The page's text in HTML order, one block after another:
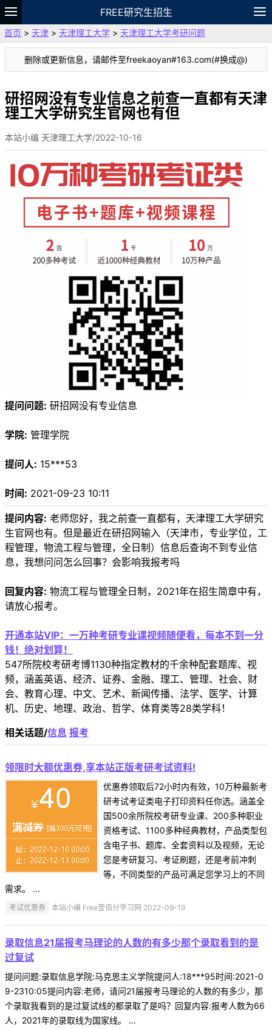
FREE研究生招生
题库
故事 专题 APP 笔记
论坛
VIP
资料
首页 > 天津 > 天津理工大学 > 天津理工大学考研问题
删除或更新信息，请邮件至freekaoyan#163.com(#换成@)
研招网没有专业信息之前查一直都有天津
理工大学研究生官网也有但
本站小编 天津理工大学/2022-10-16
提问问题: 研招网没有专业信息
学院: 管理学院
提问人: 15***53
时间: 2021-09-23 10:11
提问内容: 老师您好，我之前查一直都有，天津理工大学研究
生官网也有。但是最近在研招网输入（天津市，专业学位，工
程管理，物流工程与管理，全日制）信息后查询不到专业信
息，我想问问怎么回事？会影响我报考吗
回复内容: 物流工程与管理全日制，2021年在招生简章中有，
请放心报考。
开通本站VIP：一万种考研专业课视频随便看，每本不到一分
钱！绝对划算！
547所院校考研考博1130种指定教材的千余种配套题库、视
频，涵盖英语、经济、证券、金融、理工、管理、社会、财
会、教育心理、中文、艺术、新闻传播、法学、医学、计算
机、历史、地理、政治、哲学、体育类等28类学科！
相关话题/信息 报考
领限时大额优惠券,享本站正版考研考试资料!
优惠券领取后72小时内有效，10万种最新考
研考试考证类电子打印资料任你选。涵盖全
国500余所院校考研专业课、200多种职业
资格考试、1100多种经典教材，产品类型包
含电子书、题库、全套资料以及视频，无论
您是考研复习、考证刷题，还是考前冲刺
等，不同类型的产品可满足您学习上的不同
需求。 ...
考试优惠券 本站小编 Free壹佰分学习网 2022-09-19
录取信息21届报考马理论的人数的有多少那个录取看到的是
过复试
提问问题:录取信息学院:马克思主义学院提问人:18***95时间:2021-0
9-2310:05提问内容:老师，请问21届报考马理论的人数的有多少，那
个录取我看到的是过复试线的都录取了是吗？回复内容:报考人数为66
人，2021年的录取线为国家线。 ...